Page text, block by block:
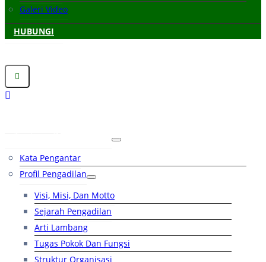
Galeri Video
HUBUNGI
Kata Pengantar
Profil Pengadilan
Visi, Misi, Dan Motto
Sejarah Pengadilan
Arti Lambang
Tugas Pokok Dan Fungsi
Struktur Organisasi